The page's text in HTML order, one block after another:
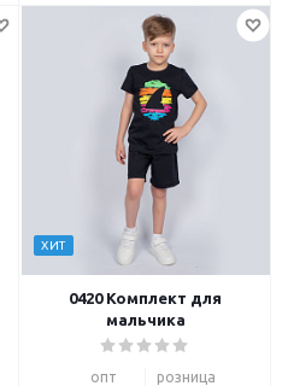
ХИТ
0420 Комплект для
мальчика
опт розница